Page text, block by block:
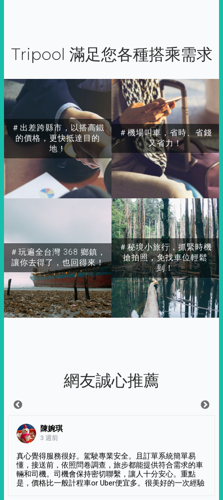
Tripool 滿足您各種搭乘需求
＃出差跨縣市，以搭高鐵
的價格，更快抵達目的
地！
＃玩遍全台灣 368 鄉鎮，
讓你去得了，也回得來！
＃秘境小旅行，抓緊時機
搶拍照，免找車位輕鬆
到！
＃機場叫車，省時、省錢
又省力！
網友誠心推薦
陳婉琪
3 週前
真心覺得服務很好。駕駛專業安全。且訂單系統簡單易
懂，接送前，依照問卷調查，旅步都能提供符合需求的車
輛和司機。司機會保持密切聯繫，讓人十分安心。重點
是，價格比一般計程車or Uber便宜多。很美好的一次經驗